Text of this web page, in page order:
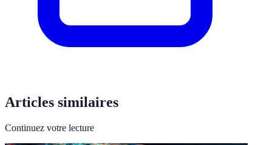
Articles similaires
Continuez votre lecture